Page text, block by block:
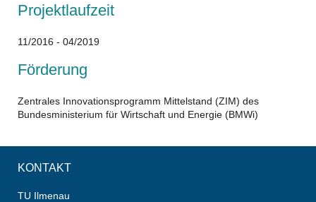
Projektlaufzeit
11/2016 - 04/2019
Förderung
Zentrales Innovationsprogramm Mittelstand (ZIM) des
Bundesministerium für Wirtschaft und Energie (BMWi)
KONTAKT
TU Ilmenau